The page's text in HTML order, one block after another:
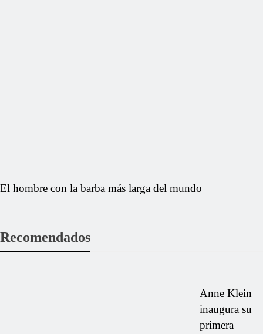
El hombre con la barba más larga del mundo
Recomendados
Anne Klein
inaugura su
primera